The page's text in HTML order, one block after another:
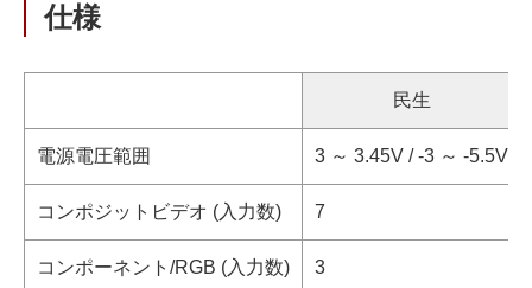
仕様
民生
電源電圧範囲 3 ～ 3.45V / -3 ～ -5.5V
コンポジットビデオ (入力数) 7
コンポーネント/RGB (入力数) 3